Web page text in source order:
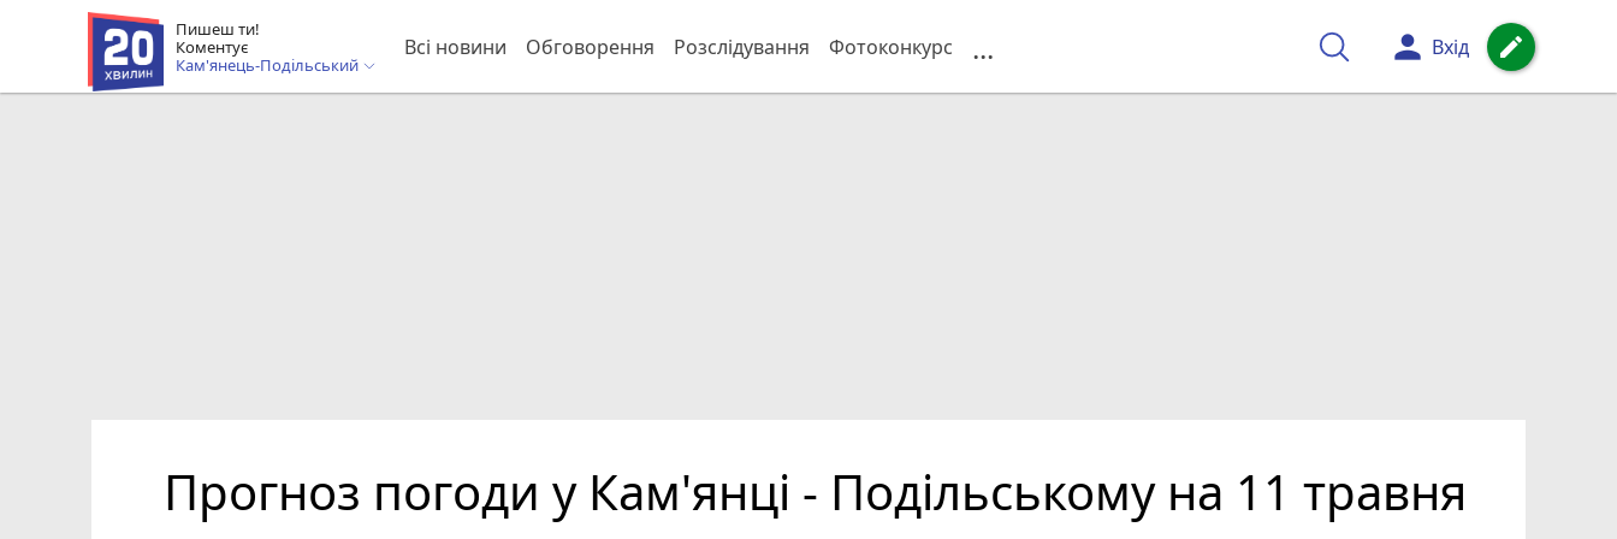
Пишеш ти!
Коментує
Кам'янець-Подільський
person Вхід create
Всі новини Обговорення Розслідування Фотоконкурс ...
Прогноз погоди у Кам'янці - Подільському на 11 травня